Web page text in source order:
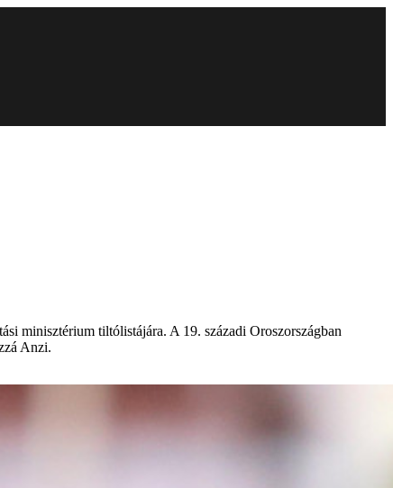
minisztérium tiltólistájára. A 19. századi Oroszországban
Anzi.